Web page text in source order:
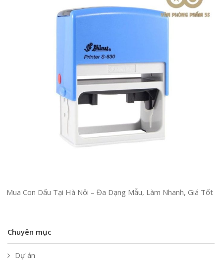
Mua Con Dấu Tại Hà Nội – Đa Dạng Mẫu, Làm Nhanh, Giá Tốt
Chuyên mục
Dự án